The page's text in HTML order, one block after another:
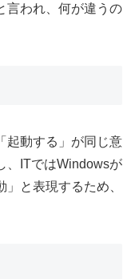
言われ、何が違うの
起動する」が同じ意
、ITではWindowsが
と表現するため、